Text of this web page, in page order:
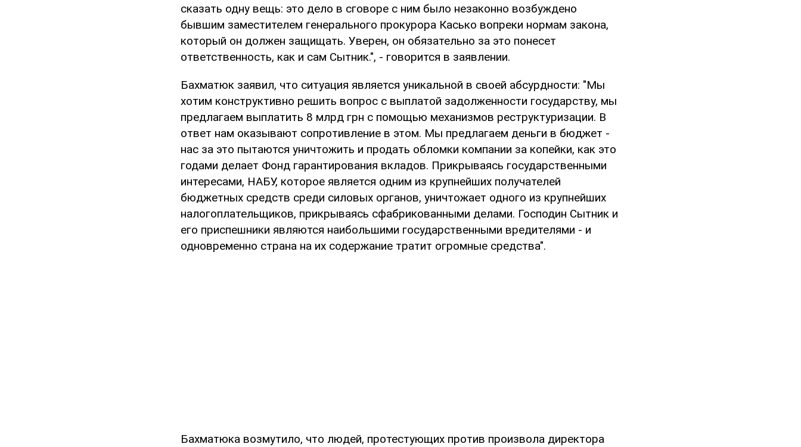
сказать одну вещь: это дело в сговоре с ним было незаконно возбуждено
бывшим заместителем генерального прокурора Касько вопреки нормам закона,
который он должен защищать. Уверен, он обязательно за это понесет
ответственность, как и сам Сытник.", - говорится в заявлении.
Бахматюк заявил, что ситуация является уникальной в своей абсурдности: "Мы
хотим конструктивно решить вопрос с выплатой задолженности государству, мы
предлагаем выплатить 8 млрд грн с помощью механизмов реструктуризации. В
ответ нам оказывают сопротивление в этом. Мы предлагаем деньги в бюджет -
нас за это пытаются уничтожить и продать обломки компании за копейки, как это
годами делает Фонд гарантирования вкладов. Прикрываясь государственными
интересами, НАБУ, которое является одним из крупнейших получателей
бюджетных средств среди силовых органов, уничтожает одного из крупнейших
налогоплательщиков, прикрываясь сфабрикованными делами. Господин Сытник и
его приспешники являются наибольшими государственными вредителями - и
одновременно страна на их содержание тратит огромные средства".
Бахматюка возмутило, что людей, протестующих против произвола директора